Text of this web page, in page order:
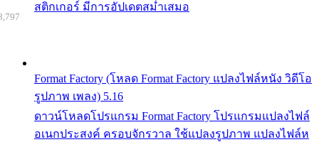
สติกเกอร์ มีการอัปเดตสม่ำเสมอ
Format Factory (โหลด Format Factory แปลงไฟล์หนัง วิดีโอ
รูปภาพ เพลง) 5.16
ดาวน์โหลดโปรแกรม Format Factory โปรแกรมแปลงไฟล์
อเนกประสงค์ ครอบจักรวาล ใช้แปลงรูปภาพ แปลงไฟล์ห